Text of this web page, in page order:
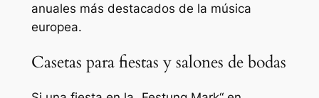
anuales más destacados de la música
europea.
Casetas para fiestas y salones de bodas